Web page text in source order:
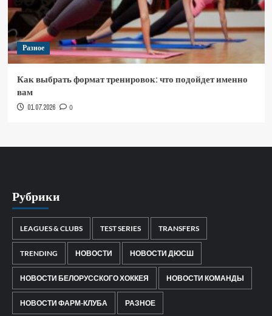
Разное
Как выбрать формат тренировок: что подойдет именно
вам
01.07.2026 0
Рубрики
LEAGUES & CLUBS TEST SERIES TRANSFERS
TRENDING НОВОСТИ НОВОСТИ ДЮСШ
НОВОСТИ БЕЛОРУССКОГО ХОККЕЯ НОВОСТИ КОМАНДЫ
НОВОСТИ ФАРМ-КЛУБА РАЗНОЕ